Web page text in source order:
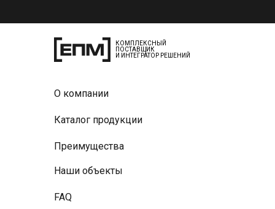
FAQ
Наши объекты
Преимущества
Каталог продукции
О компании
КОМПЛЕКСНЫЙ
ПОСТАВЩИК
И ИНТЕГРАТОР РЕШЕНИЙ